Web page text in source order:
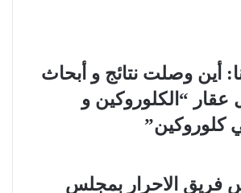
أين وصلت نتائج و أبحاث
عقار “الكلوروكين و
كلوروكين”
فريق الاحرار بمجلس